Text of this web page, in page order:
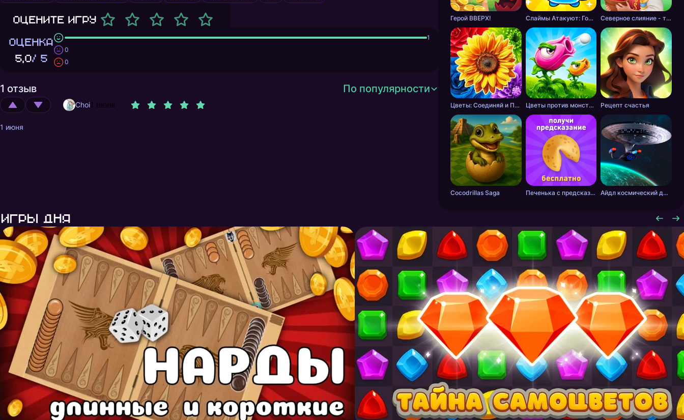
Оцените игру
ОЦЕНКА
5,0/ 5
1
0
0
1 отзыв По популярности
Choi1 июня
1 июня
Герой ВВЕРХ! Слаймы Атакуют: Головоломка! Северное слияние - тайна леса
Цветы: Соединяй и Продавай Букеты! Цветы против монстров Рецепт счастья
Cocodrillas Saga Печенька с предсказанием Айдл космический добытчик
Игры дня